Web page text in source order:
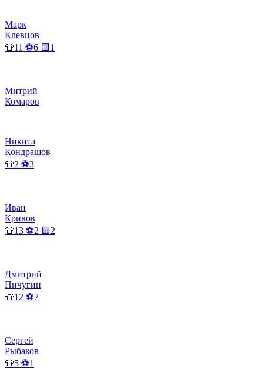
Марк
Клевцов
👕11 ⚽6 🟨1
Митрий
Комаров
Никита
Кондрашов
👕2 ⚽3
Иван
Кривов
👕13 ⚽2 🟨2
Дмитрий
Пичугин
👕12 ⚽7
Сергей
Рыбаков
👕5 ⚽1